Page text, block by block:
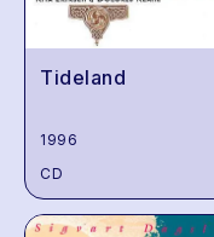
Tideland
1996
CD